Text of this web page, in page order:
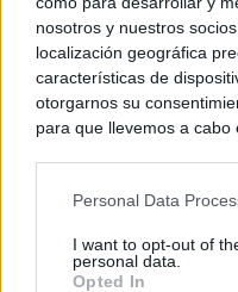
nosotros y nuestros
localización geográfica
características de
otorgarnos su
para que llevemos a
negar su consentimiento.
de su consentimiento,
rechazar tal
Personal Data
I want to opt-out of
personal data.
Opted In